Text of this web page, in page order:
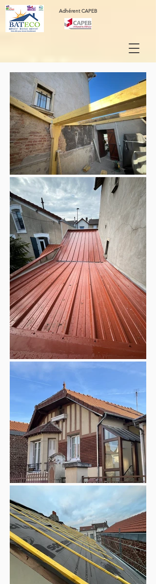
Adhérent CAPEB